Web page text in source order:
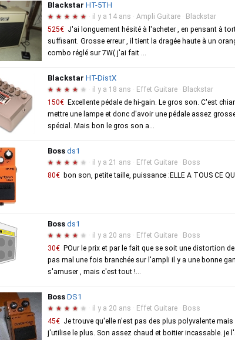
Blackstar HT-5TH
★ ★ ★ ★ ★ · il y a 14 ans · Ampli Guitare · Blackstar
525€ J'ai longuement hésité à l'acheter , en pensant à
suffisant. Grosse erreur , il tient la dragée haute à un
combo réglé sur 7W( j'ai fait ...
Blackstar HT-DistX
★ ★ ★ ★ ★ · il y a 18 ans · Effet Guitare · Blackstar
150€ Excellente pédale de hi-gain. Le gros son. C'est
mettre une lampe et donc d'avoir une pédale assez
spécial. Mais bon le gros son a...
Boss ds1
★ ★ ★ ★ ★ · il y a 21 ans · Effet Guitare · Boss
80€ bon son, petite taille, puissance :ELLE A TOUS CE
Boss ds1
★ ★ ★ ★ ★ · il y a 20 ans · Effet Guitare · Boss
30€ POur le prix et par le fait que se soit une distortion
pas mal une fois branchée sur l'ampli il y a une bonne
s'amuser , mais c'est tout !...
Boss DS1
★ ★ ★ ★ ★ · il y a 20 ans · Effet Guitare · Boss
45€ Je trouve qu'elle n'est pas des plus polyvalente mais
j'utilise le plus. Son assez chaud et boitier incassable. je